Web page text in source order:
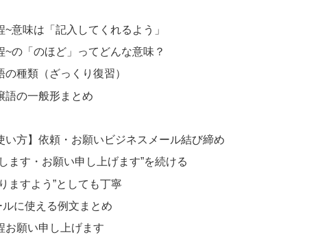
~意味は「記入してくれるよう」
~の「のほど」ってどんな意味？
種類（ざっくり復習）
の一般形まとめ
い方】依頼・お願いビジネスメール結び締め
ます・お願い申し上げます”を続ける
ますよう”としても丁寧
ルに使える例文まとめ
お願い申し上げます